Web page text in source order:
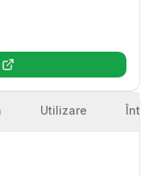
într-o filă nouă)
Utilizare